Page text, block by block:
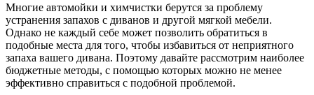
Многие автомойки и химчистки берутся за проблему
устранения запахов с диванов и другой мягкой мебели.
Однако не каждый себе может позволить обратиться в
подобные места для того, чтобы избавиться от неприятного
запаха вашего дивана. Поэтому давайте рассмотрим наиболее
бюджетные методы, с помощью которых можно не менее
эффективно справиться с подобной проблемой.